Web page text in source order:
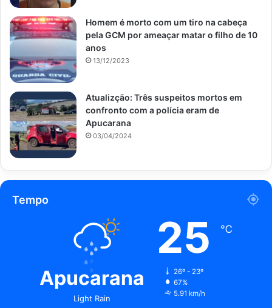
Homem é morto com um tiro na cabeça
pela GCM por ameaçar matar o filho de 10
anos
13/12/2023
Atualizção: Três suspeitos mortos em
confronto com a polícia eram de
Apucarana
03/04/2024
Tempo
Apucarana
Light Rain
25 ℃
26º - 23º
67%
5.91 km/h